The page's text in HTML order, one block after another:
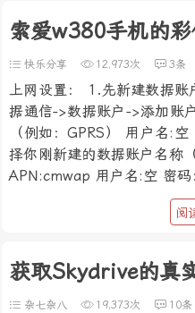
索爱w380手机的
快乐分享 12,973次 3条
上网设置： 1.先新建数据账
据通信->数据账户->添加账
（例如：GPRS） 用户名:
择你刚新建的数据账户名称
APN:cmwap 用户名:空 密
阅
获取Skydrive的真
杂七杂八 19,373次 10条